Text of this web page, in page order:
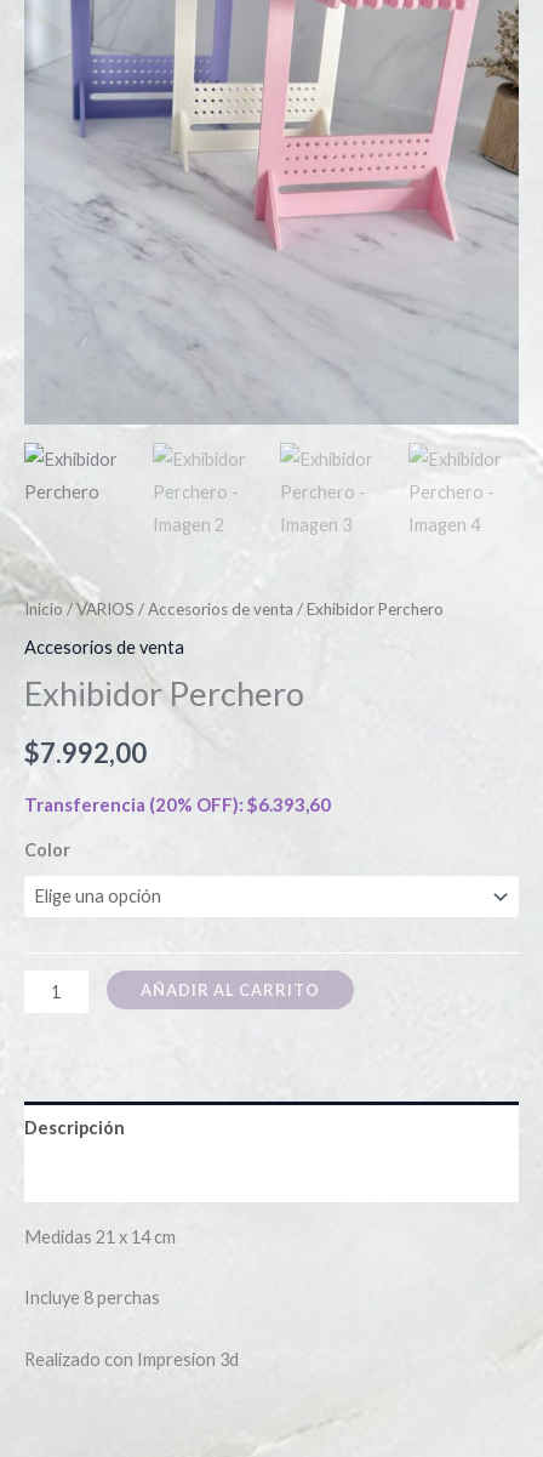
Inicio /VARIOS /Accesorios de venta / Exhibidor Perchero
Accesorios de venta
Exhibidor Perchero
$7.992,00
Transferencia (20% OFF): $6.393,60
Color
AÑADIR AL CARRITO
Descripción
Medidas 21 x 14 cm
Incluye 8 perchas
Realizado con Impresion 3d